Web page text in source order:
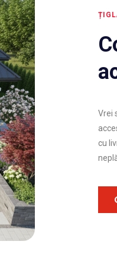
Vrei
cu